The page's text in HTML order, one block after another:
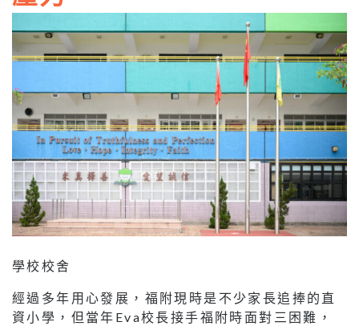
學校校舍
經過多年用心發展，福附現時是不少家長追捧的直
資小學，但當年Eva校長接手福附時面對三困難，